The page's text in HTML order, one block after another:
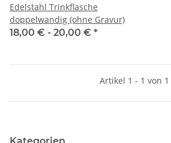
Edelstahl Trinkflasche
doppelwandig (ohne Gravur)
18,00 € - 20,00 € *
Artikel 1 - 1 von 1